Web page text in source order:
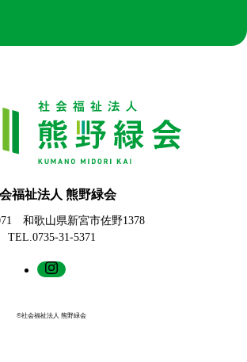
福祉法人 熊野緑会
和歌山県新宮市佐野1378
TEL.0735-31-5371
©社会福祉法人 熊野緑会